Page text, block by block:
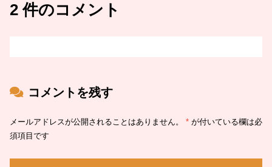
2 件のコメント
コメントを残す
メールアドレスが公開されることはありません。 * が付いている欄は必
須項目です